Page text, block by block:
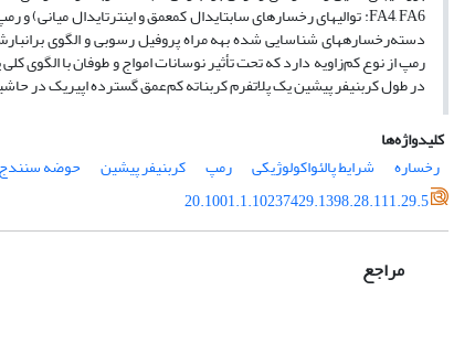
دسته‌رخساره­های شناسایی شده به­ه مراه پروفیل رسوبی و الگوی
رمپ از نوع کم‌زاویه دارد که تحت تأثیر نوسانات امواج و طوفان با
در طول کربنیفر پیشین یک پلاتفرم کربناته کم‌عمق گسترده اپی­ریک در
کلیدواژه‌ها
رخساره
شرایط پالئواکولوژیکی رمپ کربنیفر پیشین
حوضه
20.1001.1.10237429.1398.28.111.29.5
مراجع